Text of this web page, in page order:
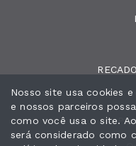
Nosso site usa cookies
e nossos parceiros
como você usa o site.
será considerado como